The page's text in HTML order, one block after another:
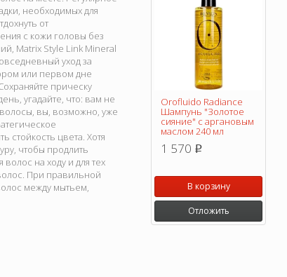
необходимых для
от
с кожи головы без
Matrix Style Link Mineral
уход за
или первом дне
прическу
угадайте, что: вам не
вы, возможно, уже
цвета. Хотя
чтобы продлить
на ходу и для тех
При правильной
между мытьем,
Orofluido Radiance
Шампунь "Золотое
сияние" с аргановым
маслом 240 мл
1 570 p
В корзину
Отложить